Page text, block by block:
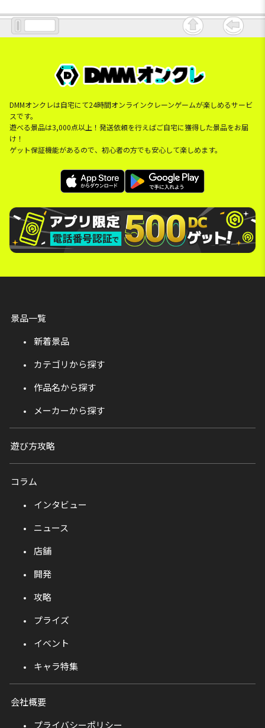
DMMオンクレは自宅にて24時間オンラインクレーンゲームが楽しめるサービ
スです。
遊べる景品は3,000点以上！発送依頼を行えばご自宅に獲得した景品をお届
け！
ゲット保証機能があるので、初心者の方でも安心して楽しめます。
景品一覧
新着景品
カテゴリから探す
作品名から探す
メーカーから探す
遊び方攻略
コラム
インタビュー
ニュース
店舗
開発
攻略
プライズ
イベント
キャラ特集
会社概要
プライバシーポリシー